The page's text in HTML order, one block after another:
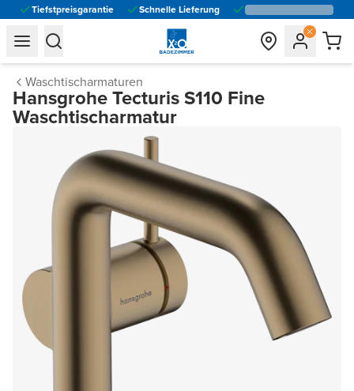
Tiefstpreisgarantie Schnelle Lieferung
general.navigation.toggle_menu.label
general.navigation.toggle_menu.label
Waschtischarmaturen
Hansgrohe Tecturis S110 Fine
Waschtischarmatur